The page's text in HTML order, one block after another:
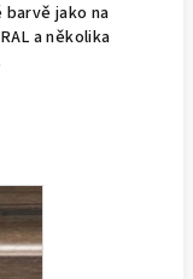
jako na
a několika